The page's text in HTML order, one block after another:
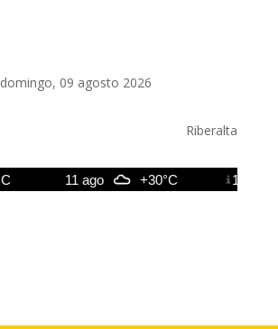
domingo, 09 agosto 2026
Riberalta
11 ago +30°C 12 ago